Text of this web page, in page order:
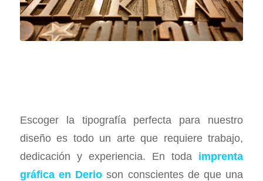
Escoger la tipografía perfecta para nuestro
diseño es todo un arte que requiere trabajo,
dedicación y experiencia. En toda
imprenta
gráfica en Derio son conscientes de que una